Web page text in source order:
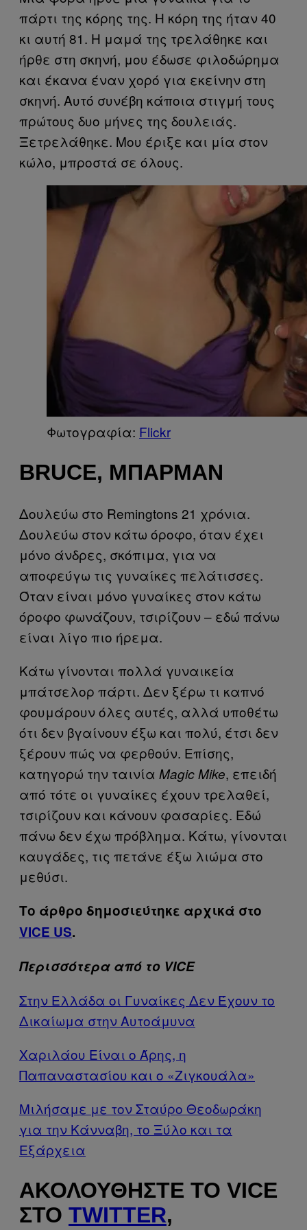
πάρτι της κόρης της. Η κόρη της ήταν 40
κι αυτή 81. Η μαμά της τρελάθηκε και
ήρθε στη σκηνή, μου έδωσε φιλοδώρημα
και έκανα έναν χορό για εκείνην στη
σκηνή. Αυτό συνέβη κάποια στιγμή τους
πρώτους δυο μήνες της δουλειάς.
Ξετρελάθηκε. Μου έριξε και μία στον
κώλο, μπροστά σε όλους.
Φωτογραφία: Flickr
BRUCE, ΜΠΆΡΜΑΝ
Δουλεύω στο Remingtons 21 χρόνια.
Δουλεύω στον κάτω όροφο, όταν έχει
μόνο άνδρες, σκόπιμα, για να
αποφεύγω τις γυναίκες πελάτισσες.
Όταν είναι μόνο γυναίκες στον κάτω
όροφο φωνάζουν, τσιρίζουν – εδώ πάνω
είναι λίγο πιο ήρεμα.
Κάτω γίνονται πολλά γυναικεία
μπάτσελορ πάρτι. Δεν ξέρω τι καπνό
φουμάρουν όλες αυτές, αλλά υποθέτω
ότι δεν βγαίνουν έξω και πολύ, έτσι δεν
ξέρουν πώς να φερθούν. Επίσης,
κατηγορώ την ταινία MagicMike, επειδή
από τότε οι γυναίκες έχουν τρελαθεί,
τσιρίζουν και κάνουν φασαρίες. Εδώ
πάνω δεν έχω πρόβλημα. Κάτω, γίνονται
καυγάδες, τις πετάνε έξω λιώμα στο
μεθύσι.
Το άρθρο δημοσιεύτηκε αρχικά στο
VICE US.
Περισσότερα από το VICE
Στην Ελλάδα οι Γυναίκες Δεν Έχουν το
Δικαίωμα στην Αυτοάμυνα
Χαριλάου Είναι ο Άρης, η
Παπαναστασίου και ο «Ζιγκουάλα»
Μιλήσαμε με τον Σταύρο Θεοδωράκη
για την Κάνναβη, το Ξύλο και τα
Εξάρχεια
ΑΚΟΛΟΥΘΉΣΤΕ ΤΟ VICE
ΣΤΟ TWITTER,